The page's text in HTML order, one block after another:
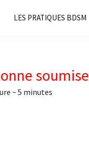
LES PRATIQUES BDSM
soumise
~5 minutes